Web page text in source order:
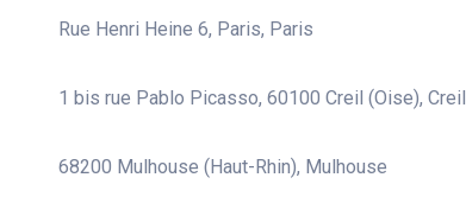
Rue Henri Heine 6, Paris, Paris
1 bis rue Pablo Picasso, 60100 Creil (Oise), Creil
68200 Mulhouse (Haut-Rhin), Mulhouse